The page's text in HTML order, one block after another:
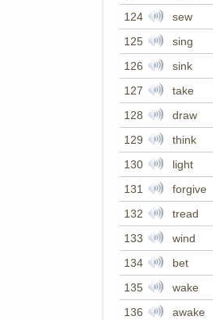
124
sew
125
sing
126
sink
127
take
128
draw
129
think
130
light
131
forgive
132
tread
133
wind
134
bet
135
wake
136
awake